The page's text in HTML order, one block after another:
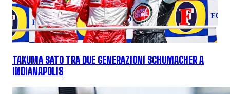
TAKUMA SATO TRA DUE GENERAZIONI SCHUMACHER A
INDIANAPOLIS